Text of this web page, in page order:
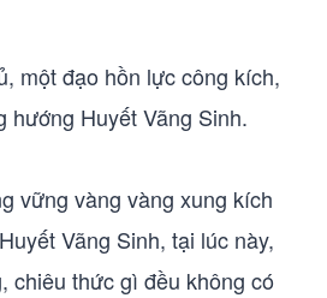
một đạo hồn lực công kích,
hướng Huyết Vãng Sinh.
vững vàng vàng xung kích
Vãng Sinh, tại lúc này,
chiêu thức gì đều không có